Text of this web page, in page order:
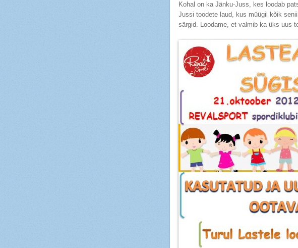
Kohal on ka Jänku-Juss, kes loodab
Jussi toodete laud, kus müügil kõik
särgid. Loodame, et valmib ka üks uus